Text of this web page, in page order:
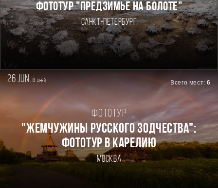
ФОТОТУР "ПРЕДЗИМЬЕ НА БОЛОТЕ"
Санкт-Петербург
26 jun. 8дней Всего мест:6
Фототур
"ЖЕМЧУЖИНЫ РУССКОГО ЗОДЧЕСТВА":
ФОТОТУР В КАРЕЛИЮ
Москва